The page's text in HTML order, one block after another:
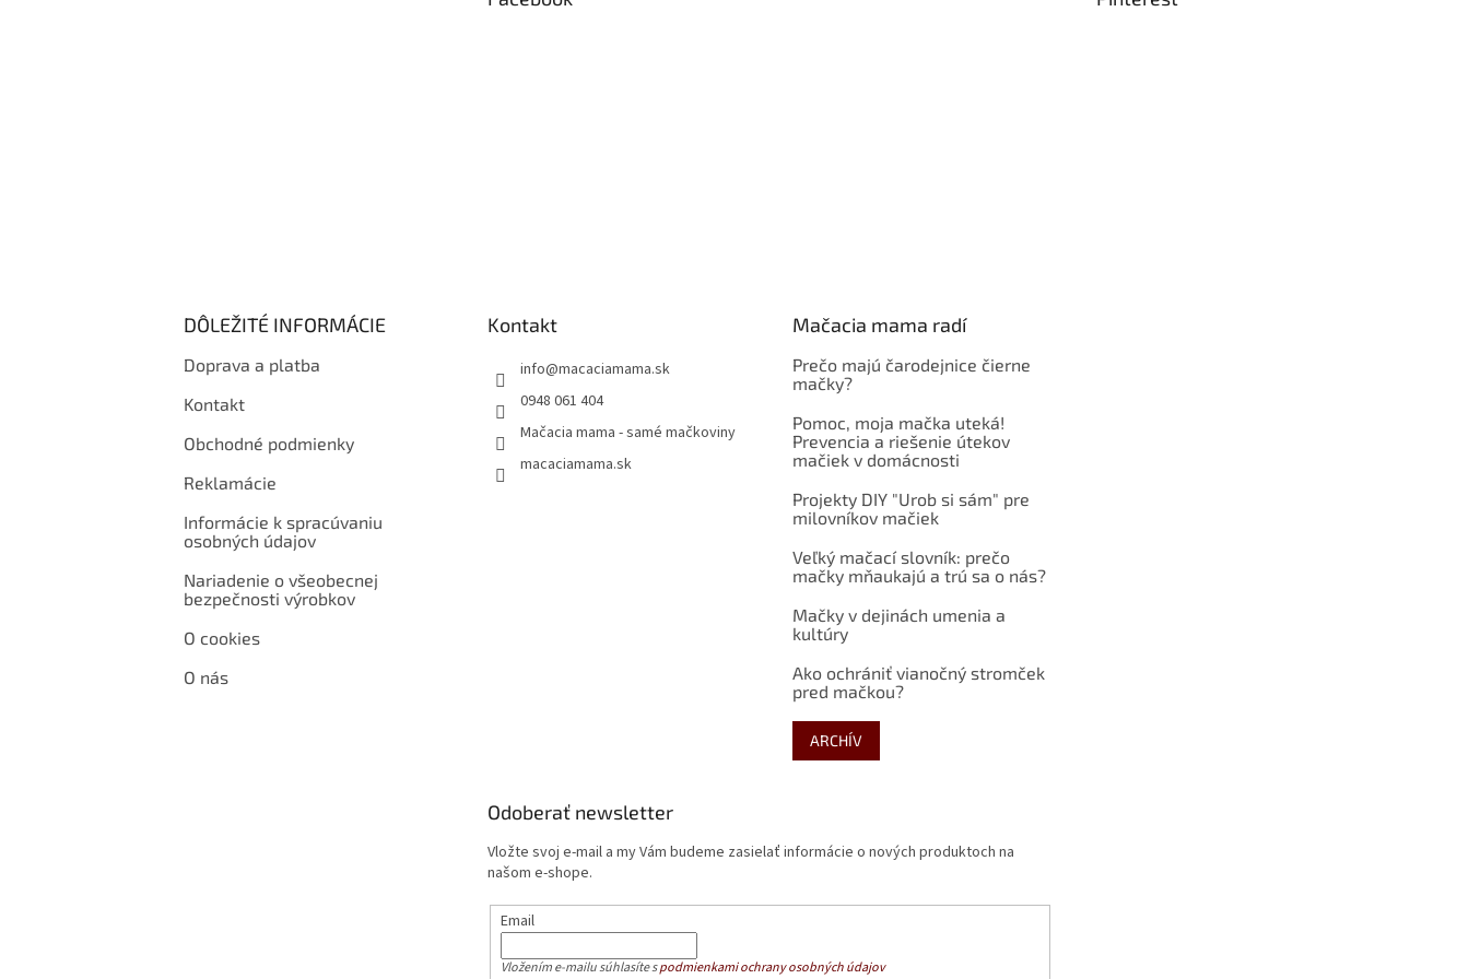
DÔLEŽITÉ INFORMÁCIE
Doprava a platba
Kontakt
Obchodné podmienky
Reklamácie
Informácie k spracúvaniu
osobných údajov
Nariadenie o všeobecnej
bezpečnosti výrobkov
O cookies
O nás
Kontakt
info@macaciamama.sk
0948 061 404
Mačacia mama - samé mačkoviny
macaciamama.sk
Mačacia mama radí
Prečo majú čarodejnice čierne
mačky?
Pomoc, moja mačka uteká!
Prevencia a riešenie útekov
mačiek v domácnosti
Projekty DIY "Urob si sám" pre
milovníkov mačiek
Veľký mačací slovník: prečo
mačky mňaukajú a trú sa o nás?
Mačky v dejinách umenia a
kultúry
Ako ochrániť vianočný stromček
pred mačkou?
ARCHÍV
Odoberať newsletter
Vložte svoj e-mail a my Vám budeme zasielať informácie o nových produktoch na
našom e-shope.
Email
Vložením e-mailu súhlasíte spodmienkami ochrany osobných údajov